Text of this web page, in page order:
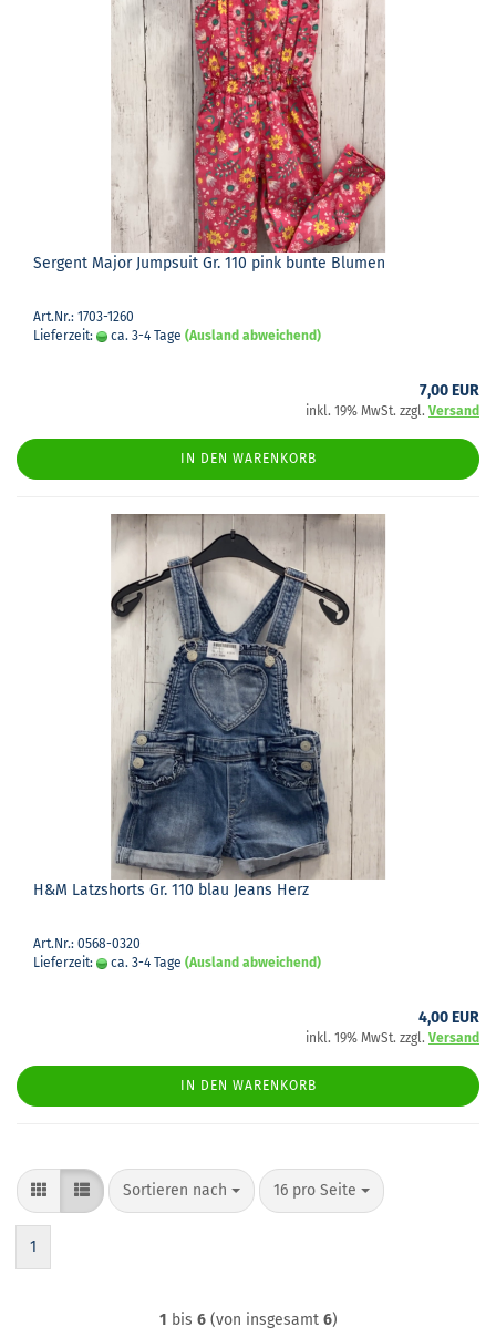
Ser­gent Major Jump­su­it Gr. 110 pink bunte Blu­men
Art.Nr.: 1703-1260
Lieferzeit:
ca. 3-4 Tage (Ausland abweichend)
7,00 EUR
inkl. 19% MwSt. zzgl. Versand
IN DEN WARENKORB
H&M Latz­shorts Gr. 110 blau Jeans Herz
Art.Nr.: 0568-0320
Lieferzeit:
ca. 3-4 Tage (Ausland abweichend)
4,00 EUR
inkl. 19% MwSt. zzgl. Versand
IN DEN WARENKORB
Sortieren nach
Sortieren nach 16 pro Seite
pro Seite
1
1 bis 6(von insgesamt 6)